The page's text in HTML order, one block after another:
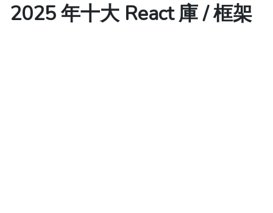
2025 年十大 React 庫 / 框架